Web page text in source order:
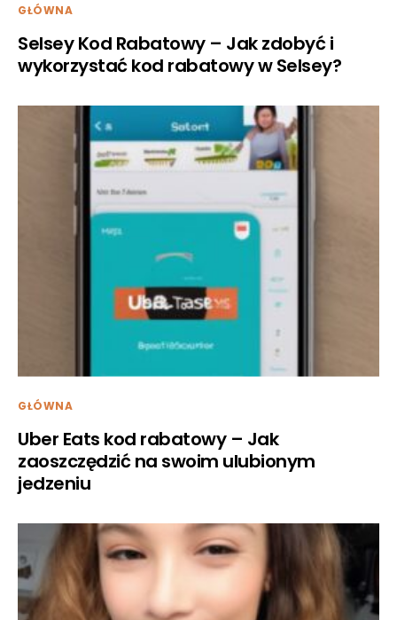
GŁÓWNA
Selsey Kod Rabatowy – Jak zdobyć i
wykorzystać kod rabatowy w Selsey?
GŁÓWNA
Uber Eats kod rabatowy – Jak
zaoszczędzić na swoim ulubionym
jedzeniu